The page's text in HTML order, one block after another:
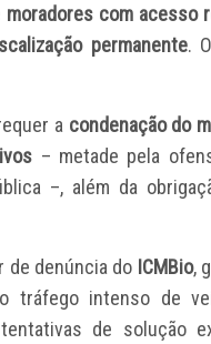
moradores com acesso
permanente.
a condenação do
– metade pela
–, além da
de denúncia do ICMBio,
tráfego intenso de
de solução